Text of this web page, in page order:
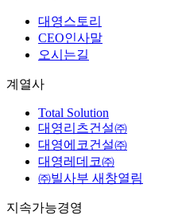
대영스토리
CEO인사말
오시는길
계열사
Total Solution
대영리츠건설㈜
대영에코건설㈜
대영레데코㈜
㈜빌사부 새창열림
지속가능경영